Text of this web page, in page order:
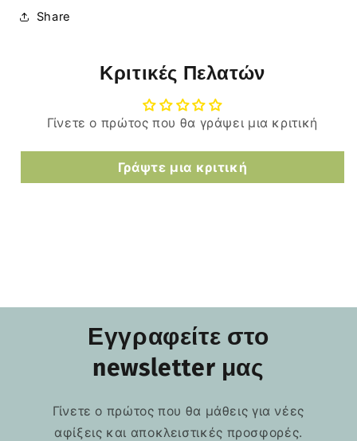
Share
Κριτικές Πελατών
Γίνετε ο πρώτος που θα γράψει μια κριτική
Γράψτε μια κριτική
Εγγραφείτε στο
newsletter μας
Γίνετε ο πρώτος που θα μάθεις για νέες
αφίξεις και αποκλειστικές προσφορές.